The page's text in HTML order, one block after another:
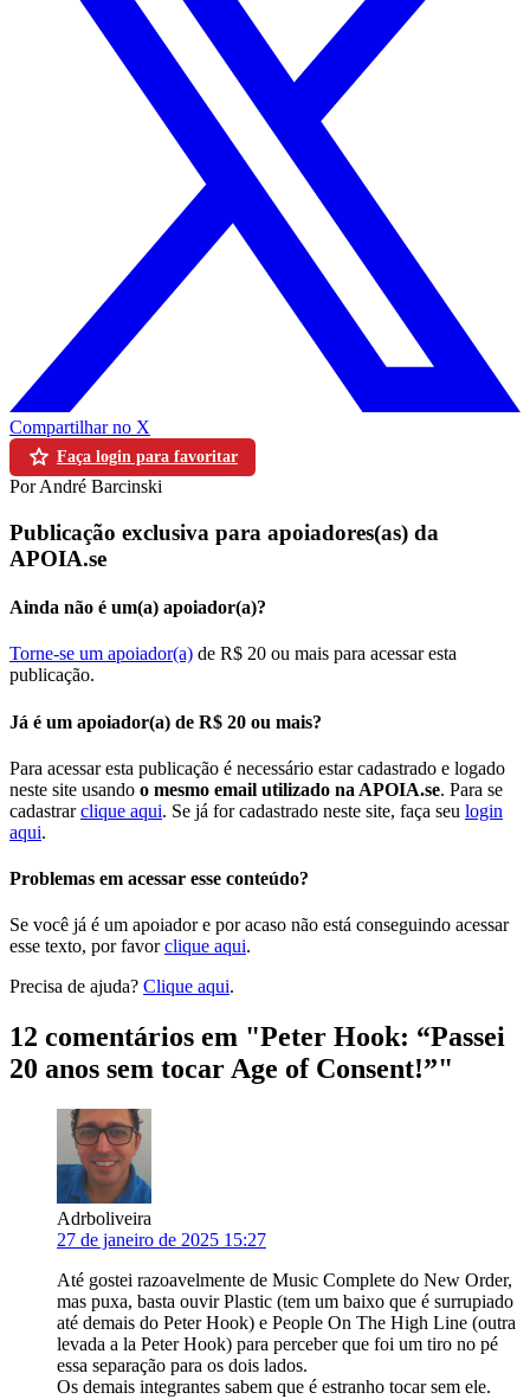
Compartilhar no X
Faça login para favoritar
Por André Barcinski
Publicação exclusiva para apoiadores(as) da
APOIA.se
Ainda não é um(a) apoiador(a)?
Torne-se um apoiador(a) de R$ 20 ou mais para acessar esta
publicação.
Já é um apoiador(a) de R$ 20 ou mais?
Para acessar esta publicação é necessário estar cadastrado e logado
neste site usando o mesmo email utilizado na APOIA.se. Para se
cadastrarclique aqui. Se já for cadastrado neste site, faça seu login
aqui.
Problemas em acessar esse conteúdo?
Se você já é um apoiador e por acaso não está conseguindo acessar
esse texto, por favorclique aqui.
Precisa de ajuda? Clique aqui.
12 comentários em "Peter Hook: “Passei
20 anos sem tocar Age of Consent!”"
Adrboliveira
27 de janeiro de 2025 15:27
Até gostei razoavelmente de Music Complete do New Order,
mas puxa, basta ouvir Plastic (tem um baixo que é surrupiado
até demais do Peter Hook) e People On The High Line (outra
levada a la Peter Hook) para perceber que foi um tiro no pé
essa separação para os dois lados.
Os demais integrantes sabem que é estranho tocar sem ele.